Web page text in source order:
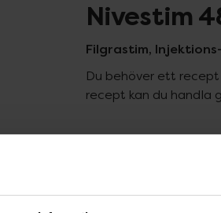
Nivestim
Filgrastim,
Du behöver ett
recept kan du handla